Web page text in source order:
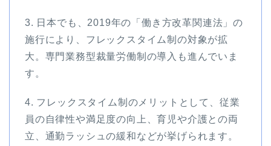
3. 日本でも、2019年の「働き方改革関連法」の
施行により、フレックスタイム制の対象が拡
大。専門業務型裁量労働制の導入も進んでいま
す。
4. フレックスタイム制のメリットとして、従業
員の自律性や満足度の向上、育児や介護との両
立、通勤ラッシュの緩和などが挙げられます。